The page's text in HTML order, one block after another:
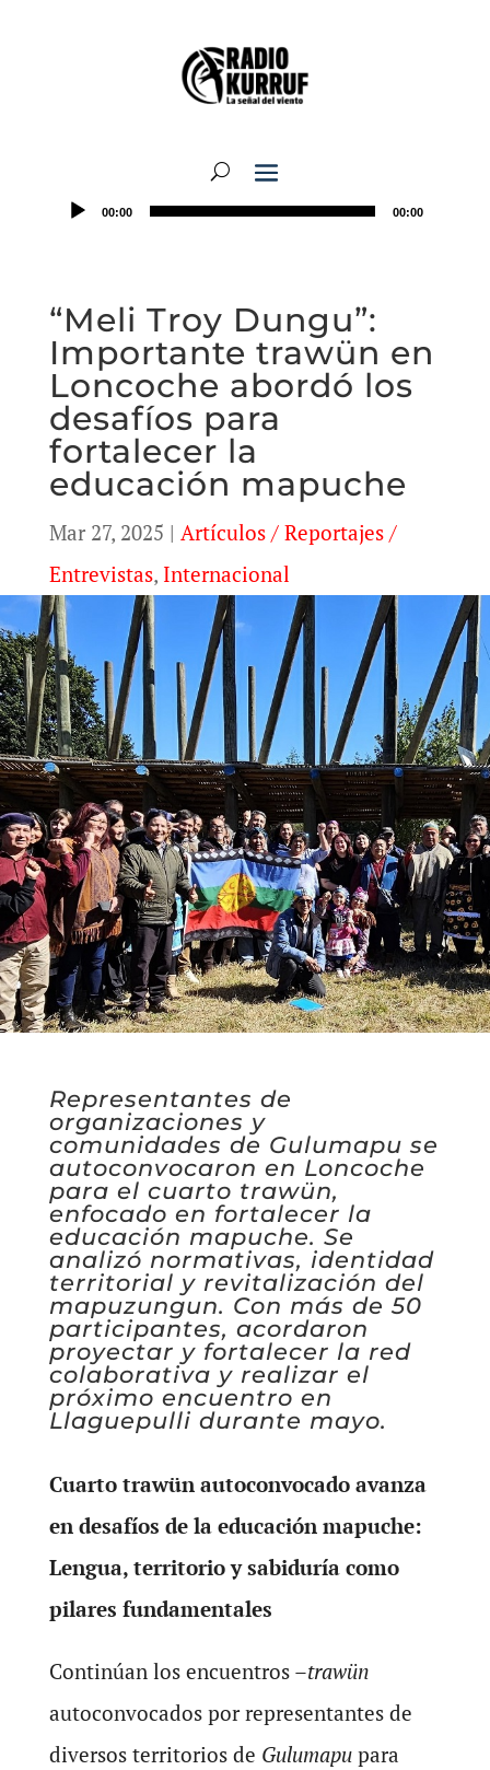
00:00 00:00
“Meli Troy Dungu”:
Importante trawün en
Loncoche abordó los
desafíos para
fortalecer la
educación mapuche
Mar 27, 2025 | Artículos / Reportajes /
Entrevistas, Internacional
Representantes de
organizaciones y
comunidades de Gulumapu se
autoconvocaron en Loncoche
para el cuarto trawün,
enfocado en fortalecer la
educación mapuche. Se
analizó normativas, identidad
territorial y revitalización del
mapuzungun. Con más de 50
participantes, acordaron
proyectar y fortalecer la red
colaborativa y realizar el
próximo encuentro en
Llaguepulli durante mayo.
Cuarto trawün autoconvocado avanza
en desafíos de la educación mapuche:
Lengua, territorio y sabiduría como
pilares fundamentales
Continúan los encuentros –trawün
autoconvocados por representantes de
diversos territorios de Gulumapupara